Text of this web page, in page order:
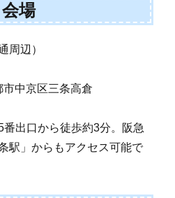
会場
周辺）
中京区三条高倉
出口から徒歩約3分。阪急
駅」からもアクセス可能で